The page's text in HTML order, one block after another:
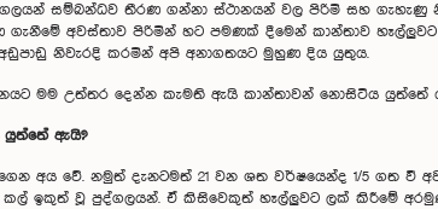
සම්බන්ධව තීරණ ගන්නා ස්ථානයන් වල පිරිමි සහ
ගැනීමේ අවස්තාව පිරිමින් හට පමණක් දීමෙන් කාන්තාව
නිවැරදි කරමින් අපි අනාගතයට මුහුණ දිය යුතුය.
මම උත්තර දෙන්න කැමති ඇයි කාන්තාවන් නොසිටිය යුත්තේ
යුත්තේ ඇයි?
අය වේ. නමුත් දැනටමත් 21 වන ශත වර්ෂයෙන්ද 1/5 ගත වී
ඉකුත් වූ පුද්ගලයන්. ඒ කිසිවෙකුත් හෑල්ලුවට ලක් කිරීමේ